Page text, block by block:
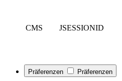
CMS JSESSIONID
Präferenzen Präferenzen